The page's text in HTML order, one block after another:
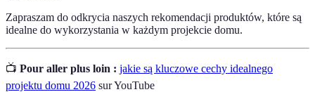
Zapraszam do odkrycia naszych rekomendacji produktów, które są
idealne do wykorzystania w każdym projekcie domu.
📺 Pour aller plus loin : jakie są kluczowe cechy idealnego
projektu domu 2026 sur YouTube